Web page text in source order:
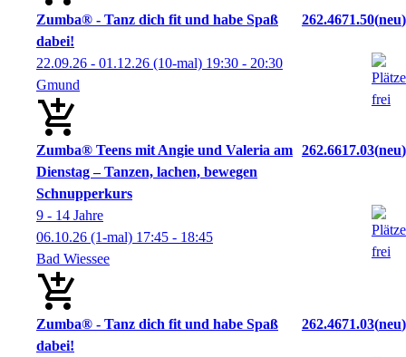
Zumba® - Tanz dich fit und habe Spaß
dabei!
262.4671.50 neu
22.09.26 - 01.12.26 (10-mal) 19:30 - 20:30
Gmund
Zumba® Teens mit Angie und Valeria am
Dienstag – Tanzen, lachen, bewegen
Schnupperkurs
262.6617.03 neu
9 - 14 Jahre
06.10.26 (1-mal) 17:45 - 18:45
Bad Wiessee
Zumba® - Tanz dich fit und habe Spaß
dabei!
262.4671.03 neu